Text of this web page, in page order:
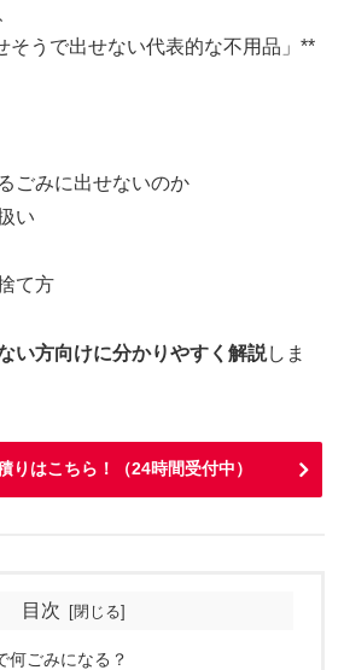
そうで出せない代表的な不用品」**
ごみに出せないのか
い
て方
い方向けに分かりやすく解説しま
りはこちら！（24時間受付中）
目次
何ごみになる？